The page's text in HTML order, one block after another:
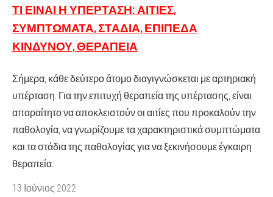
ΤΙ ΕΊΝΑΙ Η ΥΠΈΡΤΑΣΗ: ΑΙΤΊΕΣ,
ΣΥΜΠΤΏΜΑΤΑ, ΣΤΆΔΙΑ, ΕΠΊΠΕΔΑ
ΚΙΝΔΎΝΟΥ, ΘΕΡΑΠΕΊΑ
Σήμερα, κάθε δεύτερο άτομο διαγιγνώσκεται με αρτηριακή
υπέρταση. Για την επιτυχή θεραπεία της υπέρτασης, είναι
απαραίτητο να αποκλειστούν οι αιτίες που προκαλούν την
παθολογία, να γνωρίζουμε τα χαρακτηριστικά συμπτώματα
και τα στάδια της παθολογίας για να ξεκινήσουμε έγκαιρη
θεραπεία.
13 Ιούνιος 2022